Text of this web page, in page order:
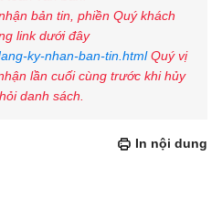
bản tin, phiền Quý khách
link dưới đây
ky-nhan-ban-tin.htmlQuý vị
lần cuối cùng trước khi hủy
danh sách.
In nội dung